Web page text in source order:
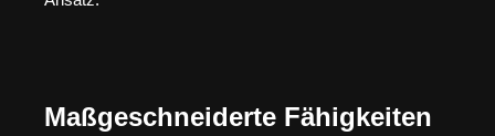
Maßgeschneiderte Fähigkeiten